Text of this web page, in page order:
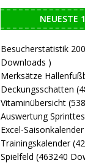
NEUESTE
Besucherstatistik
Downloads )
Merksätze
Deckungsschatten
Vitaminübersicht
Auswertung
Excel-
Trainingskalender
Spielfeld (463240